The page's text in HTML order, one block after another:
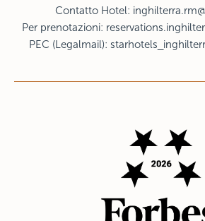
Contatto Hotel:
Per prenotazioni:
PEC (Legalmail):